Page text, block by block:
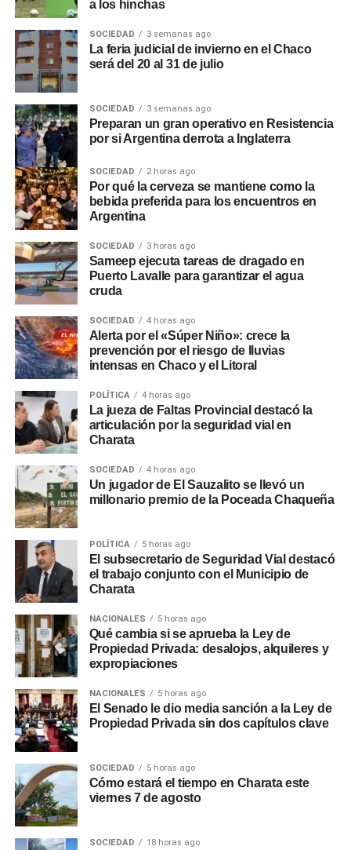
a los hinchas
SOCIEDAD 3 semanas ago
La feria judicial de invierno en el Chaco
será del 20 al 31 de julio
SOCIEDAD 3 semanas ago
Preparan un gran operativo en Resistencia
por si Argentina derrota a Inglaterra
SOCIEDAD 2 horas ago
Por qué la cerveza se mantiene como la
bebida preferida para los encuentros en
Argentina
SOCIEDAD 3 horas ago
Sameep ejecuta tareas de dragado en
Puerto Lavalle para garantizar el agua
cruda
SOCIEDAD 4 horas ago
Alerta por el «Súper Niño»: crece la
prevención por el riesgo de lluvias
intensas en Chaco y el Litoral
POLÍTICA 4 horas ago
La jueza de Faltas Provincial destacó la
articulación por la seguridad vial en
Charata
SOCIEDAD 4 horas ago
Un jugador de El Sauzalito se llevó un
millonario premio de la Poceada Chaqueña
POLÍTICA 5 horas ago
El subsecretario de Seguridad Vial destacó
el trabajo conjunto con el Municipio de
Charata
NACIONALES 5 horas ago
Qué cambia si se aprueba la Ley de
Propiedad Privada: desalojos, alquileres y
expropiaciones
NACIONALES 5 horas ago
El Senado le dio media sanción a la Ley de
Propiedad Privada sin dos capítulos clave
SOCIEDAD 5 horas ago
Cómo estará el tiempo en Charata este
viernes 7 de agosto
SOCIEDAD 18 horas ago